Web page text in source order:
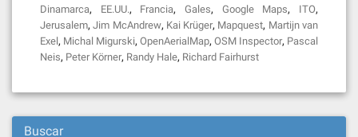
Dinamarca, EE.UU., Francia,Gales, Google Maps, ITO,
Jerusalem,Jim McAndrew, Kai Krüger, Mapquest, Martijn van
Exel, Michal Migurski, OpenAerialMap, OSM Inspector, Pascal
Neis, Peter Körner, Randy Hale, Richard Fairhurst
Buscar